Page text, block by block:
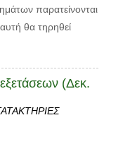
παρατείνονται
θα τηρηθεί
(Δεκ.